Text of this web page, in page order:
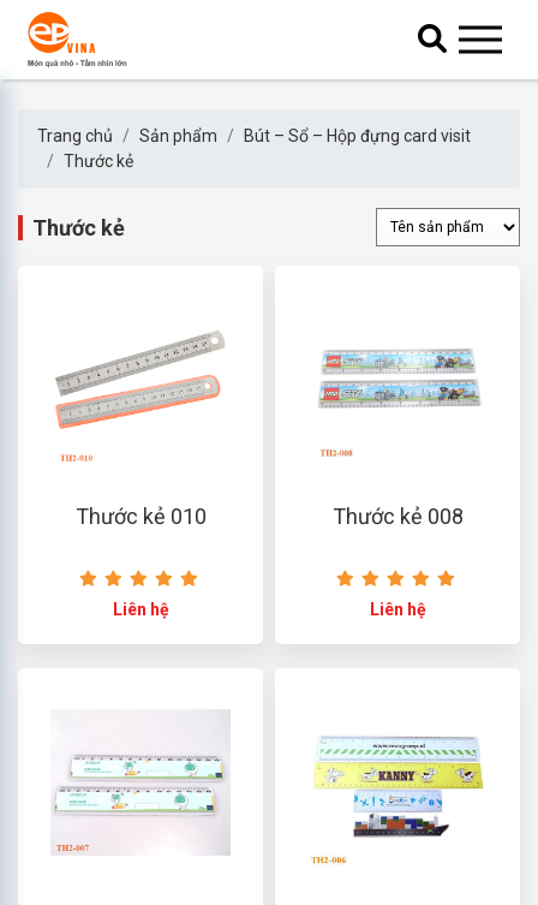
Trang chủ Sản phẩm
Bút – Sổ – Hộp đựng card visit
Thước kẻ
Thước kẻ
Thước kẻ 010
Liên hệ
Thước kẻ 008
Liên hệ